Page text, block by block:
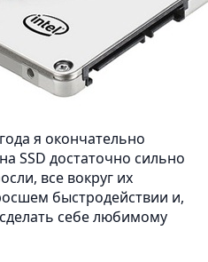
я окончательно
SSD достаточно сильно
все вокруг их
быстродействии и,
себе любимому